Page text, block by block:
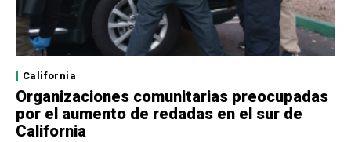
California
Organizaciones comunitarias preocupadas
por el aumento de redadas en el sur de
California